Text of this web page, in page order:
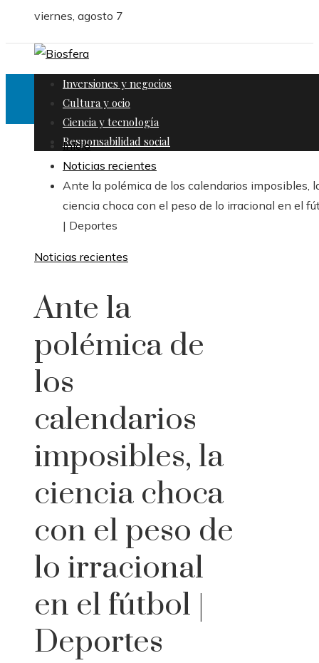
viernes, agosto 7
Inversiones y negocios
Cultura y ocio
Ciencia y tecnología
Responsabilidad social
Inicio
Noticias recientes
Ante la polémica de los calendarios imposibles,
ciencia choca con el peso de lo irracional en el
| Deportes
Noticias recientes
Ante la
polémica de
los
calendarios
imposibles, la
ciencia choca
con el peso de
lo irracional
en el fútbol |
Deportes